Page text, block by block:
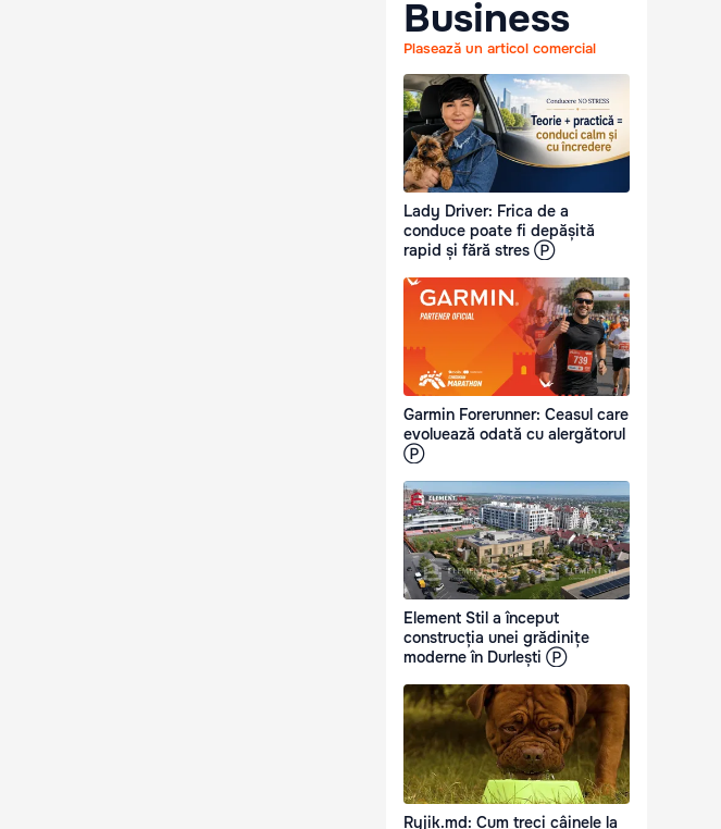
Business
Plasează un articol comercial
Lady Driver: Frica de a
conduce poate fi depășită
rapid și fără stres Ⓟ
Garmin Forerunner: Ceasul care
evoluează odată cu alergătorul
Ⓟ
Element Stil a început
construcția unei grădinițe
moderne în Durlești Ⓟ
Ryjik.md: Cum treci câinele la